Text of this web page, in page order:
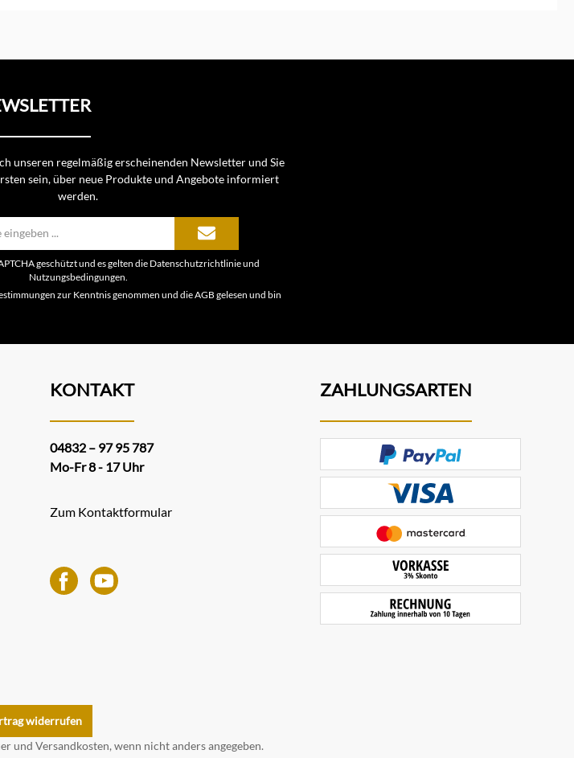
unseren regelmäßig erscheinenden Newsletter und Sie
sein, über neue Produkte und Angebote informiert
werden.
Mail-
Adresse*
geschützt und es gelten die Datenschutzrichtlinieund
Nutzungsbedingungen
zur Kenntnis genommen und dieAGB gelesen und bin
KONTAKT
04832 – 97 95 787
Mo-Fr 8 - 17 Uhr
Zum Kontaktformular
ZAHLUNGSARTEN
widerrufen
und Versandkosten, wenn nicht anders angegeben.